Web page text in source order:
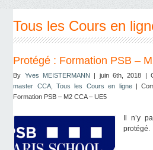
Tous les Cours en
Protégé : Formation PSB –
By Yves MEISTERMANN | juin 6th, 2018 |
master CCA,Tous les Cours en ligne|
Formation PSB – M2 CCA – UE5
Il n’y
protégé.